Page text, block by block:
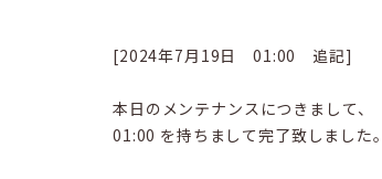
[2024年7月19日 01:00 追記]
本日のメンテナンスにつきまして、
01:00 を持ちまして完了致しました。